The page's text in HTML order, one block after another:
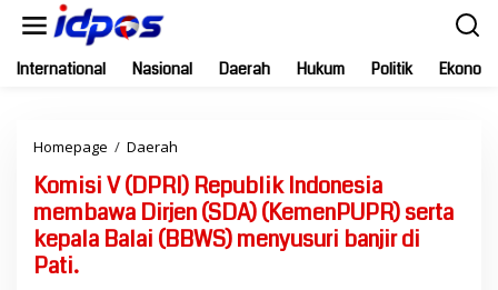
International Nasional Daerah Hukum Politik Ekonomi
Homepage / Daerah
(DPRI)
Republik
Indonesia
membawa
Komisi V (DPRI) Republik Indonesia
membawa Dirjen (SDA) (KemenPUPR) serta
kepala Balai (BBWS) menyusuri banjir di
Pati.